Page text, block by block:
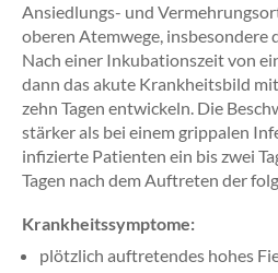
Ansiedlungs- und
oberen Atemwege, insbesondere
Nach einer Inkubationszeit von
dann das akute Krankheitsbild
zehn Tagen entwickeln. Die
stärker als bei einem grippalen
infizierte Patienten ein bis zwei
Tagen nach dem Auftreten der
Krankheitssymptome:
plötzlich auftretendes hohes